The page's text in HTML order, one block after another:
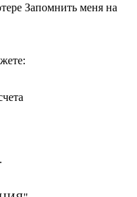
Запомнить меня на